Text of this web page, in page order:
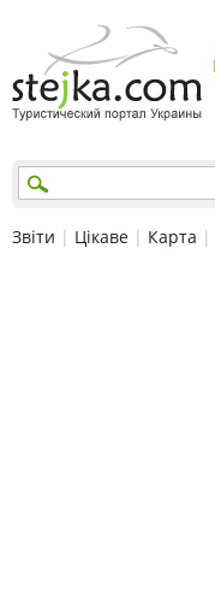
Звіти | Цікаве | Карта |